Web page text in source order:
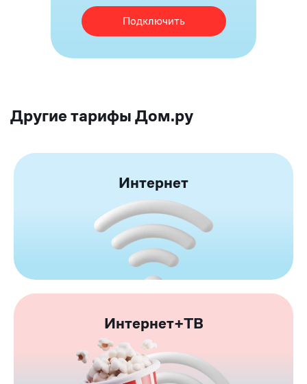
Подключить
Другие тарифы Дом.ру
Интернет
Интернет+ТВ